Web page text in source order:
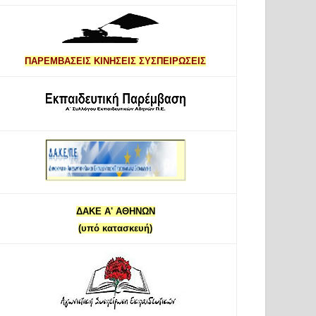
ΠΑΡΕΜΒΑΣΕΙΣ ΚΙΝΗΣΕΙΣ ΣΥΣΠΕΙΡΩΣΕΙΣ
ΔΑΚΕ Α' ΑΘΗΝΩΝ
(υπό κατασκευή)